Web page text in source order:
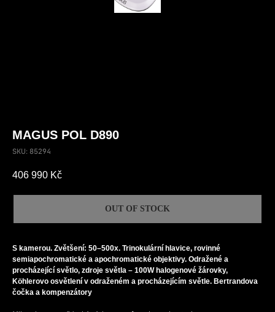
MAGUS POL D890
SKU: 85294
406 990 Kč
OUT OF STOCK
S kamerou. Zvětšení: 50–500x. Trinokulární hlavice, rovinné
semiapochromatické a apochromatické objektivy. Odražené a
procházející světlo, zdroje světla – 100W halogenové žárovky,
Köhlerovo osvětlení v odraženém a procházejícím světle. Bertrandova
čočka a kompenzátory